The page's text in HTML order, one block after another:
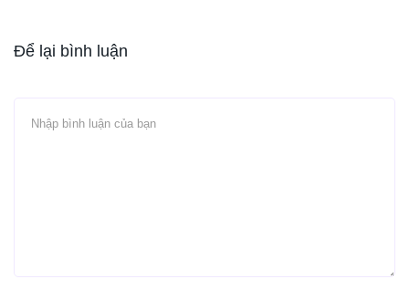
Để lại bình luận